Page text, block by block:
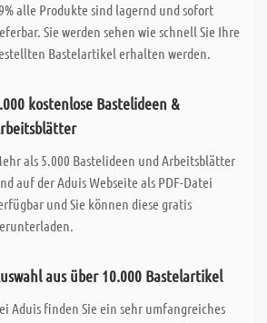
alle Produkte sind lagernd und sofort
Sie werden sehen wie schnell Sie Ihre
Bastelartikel erhalten werden.
kostenlose Bastelideen &
als 5.000 Bastelideen und Arbeitsblätter
auf der Aduis Webseite als PDF-Datei
und Sie können diese gratis
aus über 10.000 Bastelartikel
Aduis finden Sie ein sehr umfangreiches